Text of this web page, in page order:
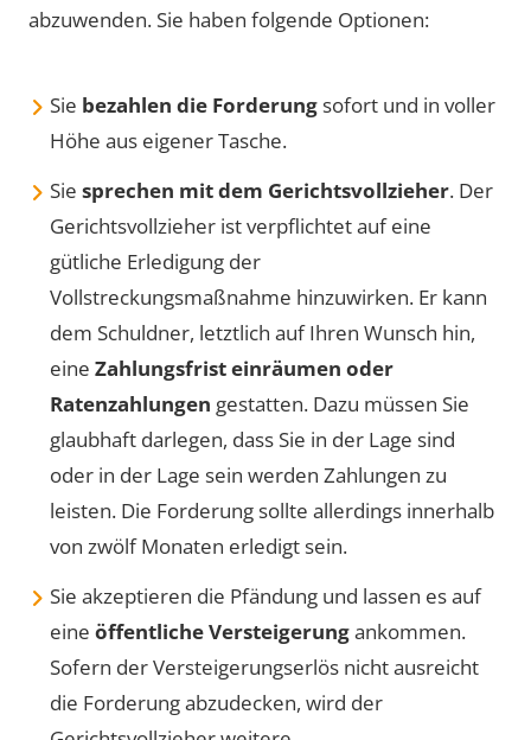
abzuwenden. Sie haben folgende Optionen:
Sie bezahlen die Forderungsofort und in voller
Höhe aus eigener Tasche.
Sie sprechen mit dem Gerichtsvollzieher. Der
Gerichtsvollzieher ist verpflichtet auf eine
gütliche Erledigung der
Vollstreckungsmaßnahme hinzuwirken. Er kann
dem Schuldner, letztlich auf Ihren Wunsch hin,
eine Zahlungsfrist einräumen oder
Ratenzahlungen gestatten. Dazu müssen Sie
glaubhaft darlegen, dass Sie in der Lage sind
oder in der Lage sein werden Zahlungen zu
leisten. Die Forderung sollte allerdings innerhalb
von zwölf Monaten erledigt sein.
Sie akzeptieren die Pfändung und lassen es auf
eine öffentliche Versteigerungankommen.
Sofern der Versteigerungserlös nicht ausreicht
die Forderung abzudecken, wird der